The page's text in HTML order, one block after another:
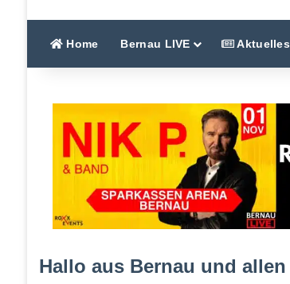
Home Bernau LIVE Aktuelles
Hallo aus Bernau und